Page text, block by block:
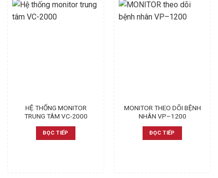
HỆ THỐNG MONITOR
TRUNG TÂM VC-2000
ĐỌC TIẾP
MONITOR THEO DÕI BỆNH
NHÂN VP–1200
ĐỌC TIẾP